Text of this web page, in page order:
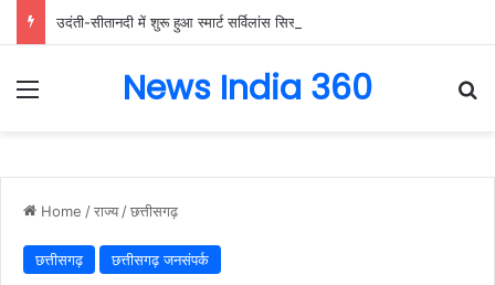
Menu News India 360
Home /राज्य /छत्तीसगढ़
छत्तीसगढ़ छत्तीसगढ़ जनसंपर्क